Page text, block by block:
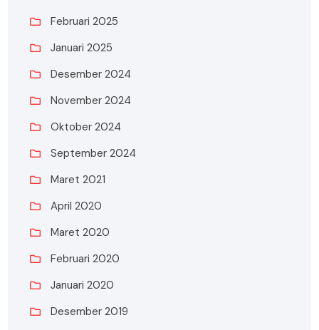
Februari 2025
Januari 2025
Desember 2024
November 2024
Oktober 2024
September 2024
Maret 2021
April 2020
Maret 2020
Februari 2020
Januari 2020
Desember 2019